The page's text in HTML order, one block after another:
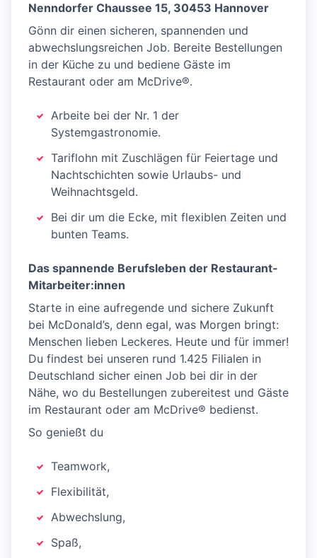
Nenndorfer Chaussee 15, 30453 Hannover
Gönn dir einen sicheren, spannenden und
abwechslungsreichen Job. Bereite Bestellungen
in der Küche zu und bediene Gäste im
Restaurant oder am McDrive®.
Arbeite bei der Nr. 1 der
Systemgastronomie.
Tariflohn mit Zuschlägen für Feiertage und
Nachtschichten sowie Urlaubs- und
Weihnachtsgeld.
Bei dir um die Ecke, mit flexiblen Zeiten und
bunten Teams.
Das spannende Berufsleben der Restaurant-
Mitarbeiter:innen
Starte in eine aufregende und sichere Zukunft
bei McDonald’s, denn egal, was Morgen bringt:
Menschen lieben Leckeres. Heute und für immer!
Du findest bei unseren rund 1.425 Filialen in
Deutschland sicher einen Job bei dir in der
Nähe, wo du Bestellungen zubereitest und Gäste
im Restaurant oder am McDrive® bedienst.
So genießt du
Teamwork,
Flexibilität,
Abwechslung,
Spaß,